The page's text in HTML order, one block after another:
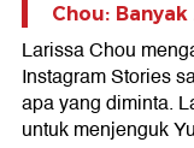
Chou: Banyak
Larissa Chou
Instagram Stories
apa yang diminta.
untuk menjenguk